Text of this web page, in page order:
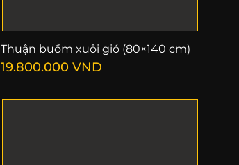
Thuận buồm xuôi gió (80×140 cm)
19.800.000 VND